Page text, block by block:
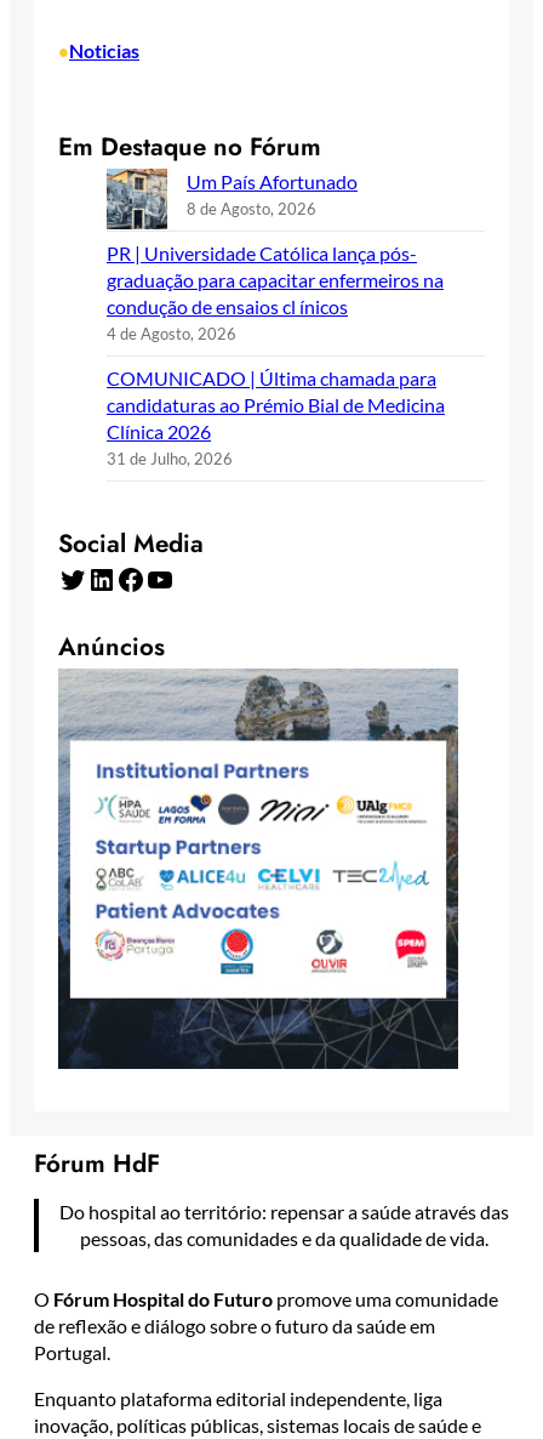
•Noticias
Em Destaque no Fórum
Um País Afortunado
8 de Agosto, 2026
PR | Universidade Católica lança pós-
graduação para capacitar enfermeiros na
condução de ensaios cl ínicos
4 de Agosto, 2026
COMUNICADO | Última chamada para
candidaturas ao Prémio Bial de Medicina
Clínica 2026
31 de Julho, 2026
Social Media
Twitter LinkedIn Facebook YouTube
Anúncios
Fórum HdF
Do hospital ao território: repensar a saúde através das
pessoas, das comunidades e da qualidade de vida.
O Fórum Hospital do Futuro promove uma comunidade
de reflexão e diálogo sobre o futuro da saúde em
Portugal.
Enquanto plataforma editorial independente, liga
inovação, políticas públicas, sistemas locais de saúde e